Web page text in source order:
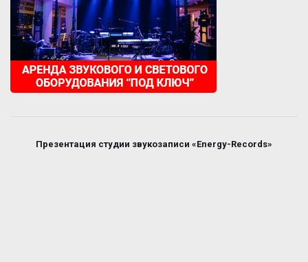
Презентация студии звукозаписи «Energy-Records»